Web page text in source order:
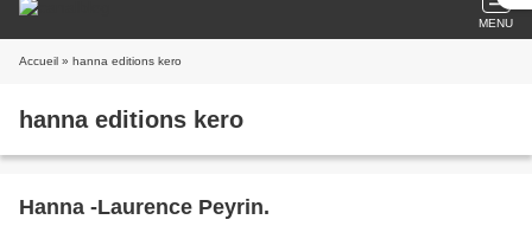
MENU
Accueil » hanna editions kero
hanna editions kero
Hanna -Laurence Peyrin.